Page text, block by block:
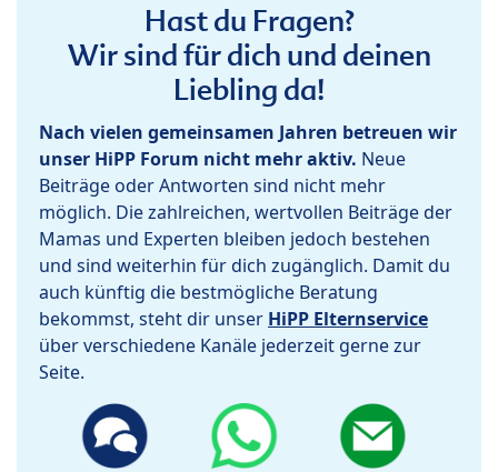
Hast du Fragen?
Wir sind für dich und deinen
Liebling da!
Nach vielen gemeinsamen Jahren betreuen wir
unser HiPP Forum nicht mehr aktiv. Neue
Beiträge oder Antworten sind nicht mehr
möglich. Die zahlreichen, wertvollen Beiträge der
Mamas und Experten bleiben jedoch bestehen
und sind weiterhin für dich zugänglich. Damit du
auch künftig die bestmögliche Beratung
bekommst, steht dir unser HiPP Elternservice
über verschiedene Kanäle jederzeit gerne zur
Seite.